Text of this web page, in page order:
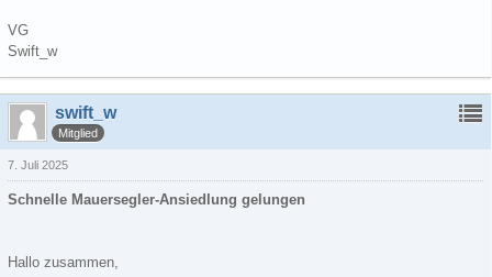
VG
Swift_w
swift_w
Mitglied
7. Juli 2025
Schnelle Mauersegler-Ansiedlung gelungen
Hallo zusammen,